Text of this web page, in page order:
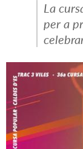
La
per a